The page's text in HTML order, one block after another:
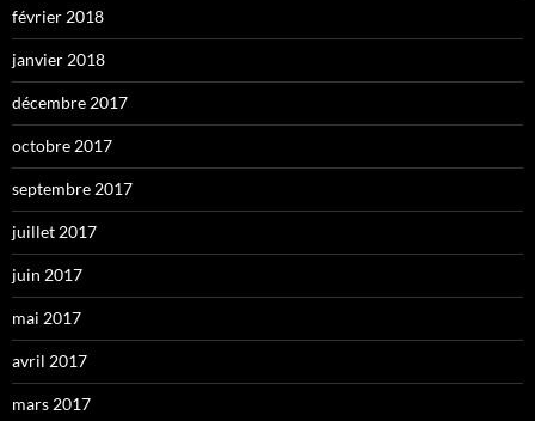
février 2018
janvier 2018
décembre 2017
octobre 2017
septembre 2017
juillet 2017
juin 2017
mai 2017
avril 2017
mars 2017